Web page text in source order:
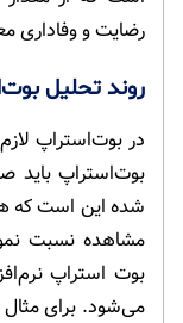
رضایت و وفاداری
روند تحلیل
در بوت‌استراپ
بوت‌استراپ باید
شده این است که
مشاهده نسبت